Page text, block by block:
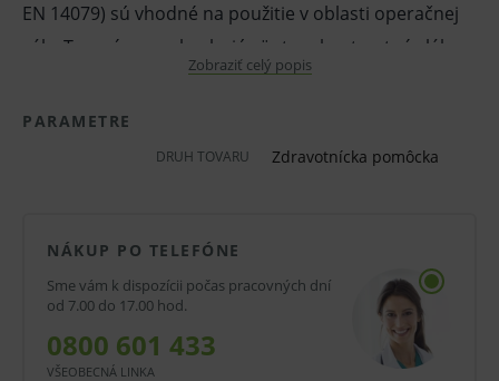
EN 14079) sú vhodné na použitie v oblasti operačnej
sály. Tampóny neobsahujú röntgenkontrastné vlákno.
Veľkosť vlašský orech 2.
Vlastnosti a výhody:
bez röntgenkontrastných vlákien
z obväzového mulu podľa DIN EN 14079
20-nitkové
s bezpečnostným krúžkom zo silikónu
savé
Zobraziť celý popis
PARAMETRE
DRUH TOVARU Zdravotnícka pomôcka
NÁKUP PO TELEFÓNE
Sme vám k dispozícii počas pracovných dní
od 7.00 do 17.00 hod.
0800 601 433
VŠEOBECNÁ LINKA